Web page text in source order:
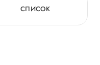
СПИСОК